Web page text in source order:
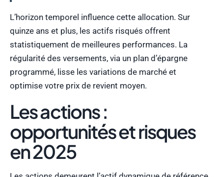
L’horizon temporel influence cette allocation. Sur
quinze ans et plus, les actifs risqués offrent
statistiquement de meilleures performances. La
régularité des versements, via un plan d’épargne
programmé, lisse les variations de marché et
optimise votre prix de revient moyen.
Les actions :
opportunités et risques
en 2025